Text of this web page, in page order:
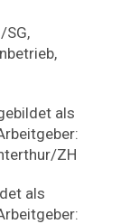
SG,
als
ZH
als